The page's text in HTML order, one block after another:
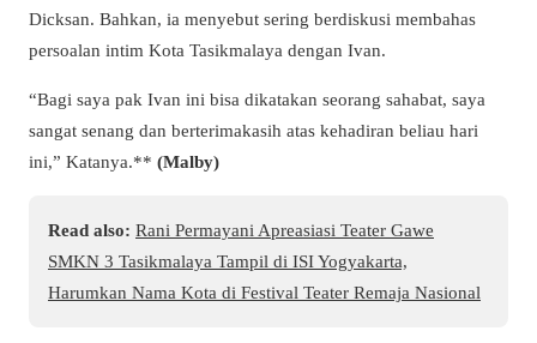
Dicksan. Bahkan, ia menyebut sering berdiskusi membahas
persoalan intim Kota Tasikmalaya dengan Ivan.
“Bagi saya pak Ivan ini bisa dikatakan seorang sahabat, saya
sangat senang dan berterimakasih atas kehadiran beliau hari
ini,” Katanya.** (Malby)
Read also: Rani Permayani Apreasiasi Teater Gawe
SMKN 3 Tasikmalaya Tampil di ISI Yogyakarta,
Harumkan Nama Kota di Festival Teater Remaja Nasional